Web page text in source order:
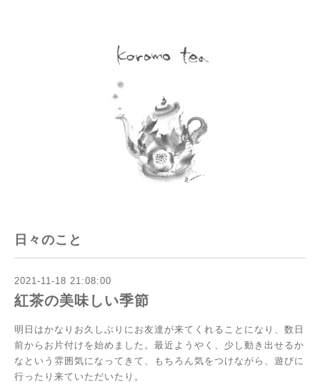
日々のこと
2021-11-18 21:08:00
紅茶の美味しい季節
明日はかなりお久しぶりにお友達が来てくれることになり、数日
前からお片付けを始めました。最近ようやく、少し動き出せるか
なという雰囲気になってきて、もちろん気をつけながら、遊びに
行ったり来ていただいたり。